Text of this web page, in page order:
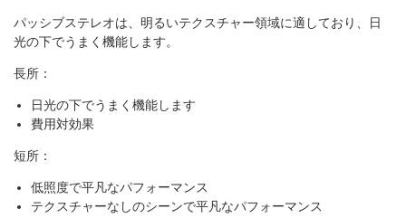
パッシブステレオは、明るいテクスチャー領域に適しており、日
光の下でうまく機能します。
長所：
日光の下でうまく機能します
費用対効果
短所：
低照度で平凡なパフォーマンス
テクスチャーなしのシーンで平凡なパフォーマンス